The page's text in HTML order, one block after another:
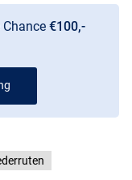
€100,-